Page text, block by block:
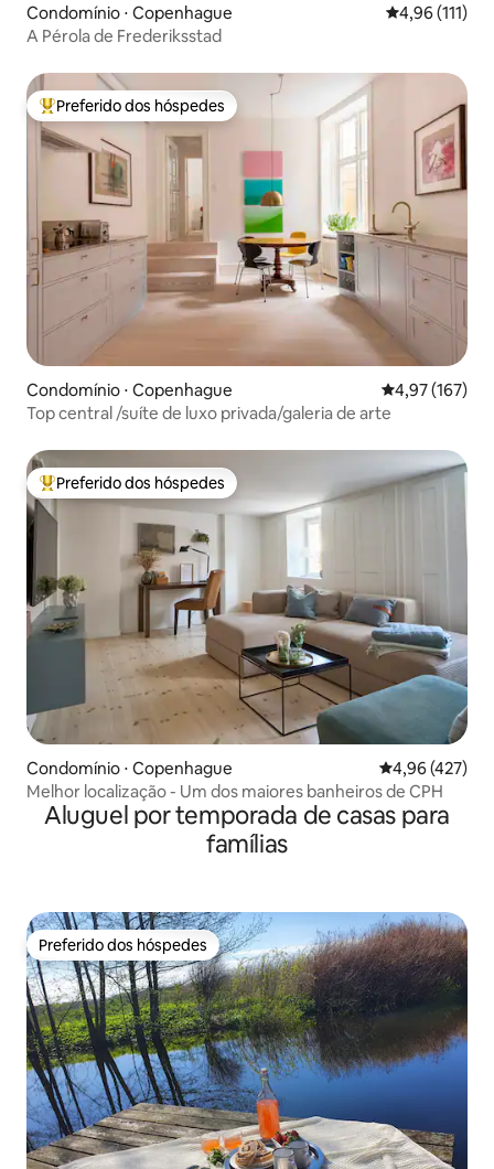
Condomínio ⋅ Copenhague 4,96 de uma
4,96 (111)
A Pérola de Frederiksstad
Entre os melhores preferidos dos hóspedes
Preferido dos hóspedes
Condomínio ⋅ Copenhague 4,97 de uma
4,97 (167)
Top central /suíte de luxo privada/galeria de arte
Entre os melhores preferidos dos hóspedes
Preferido dos hóspedes
Condomínio ⋅ Copenhague 4,96 de uma
4,96 (427)
Melhor localização - Um dos maiores banheiros de CPH
Aluguel por temporada de casas para
famílias
Preferido dos hóspedes
Preferido dos hóspedes